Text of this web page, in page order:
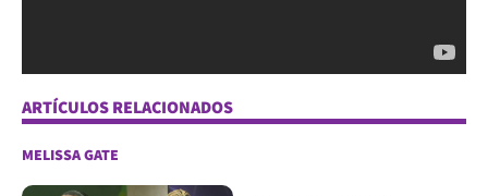
ARTÍCULOS RELACIONADOS
MELISSA GATE